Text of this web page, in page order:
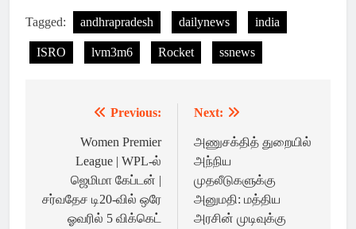
Tagged: andhrapradesh dailynews india
ISRO lvm3m6 Rocket ssnews
navigation
Previous:
Women Premier
League | WPL-ல்
ஜெமிமா கேப்டன் |
சர்வதேச டி20-வில் ஒரே
ஓவரில் 5 விக்கெட்
Next:
அணுசக்தித் துறையில்
அந்நிய
முதலீடுகளுக்கு
அனுமதி: மத்திய
அரசின் முடிவுக்கு